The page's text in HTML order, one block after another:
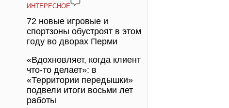
ИНТЕРЕСНОЕ
72 новые игровые и
спортзоны обустроят в этом
году во дворах Перми
«Вдохновляет, когда клиент
что-то делает»: в
«Территории передышки»
подвели итоги восьми лет
работы